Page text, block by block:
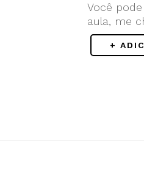
Você
aula, me
+